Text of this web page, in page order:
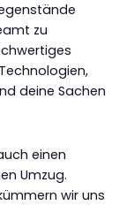
zu
deine Sachen
einen
Umzug.
wir uns